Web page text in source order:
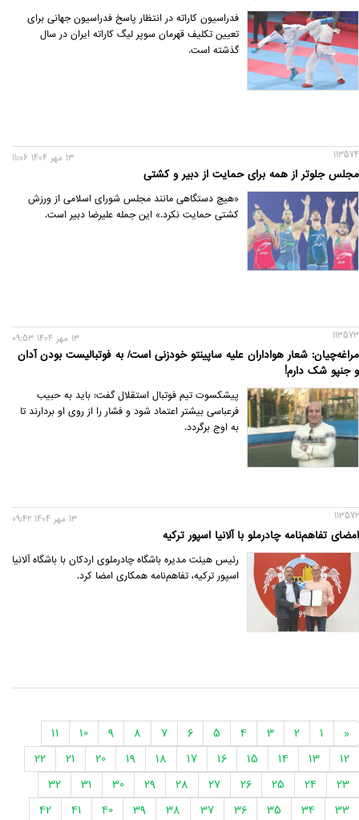
فدراسیون کاراته در انتظار پاسخ فدراسیون جهانی برای
تعیین تکلیف قهرمان سوپر لیگ کاراته ایران در سال
گذشته است.
113574
مجلس جلوتر از همه برای حمایت از دبیر و کشتی
13 مهر 1404 11:06
«هیچ دستگاهی مانند مجلس شورای اسلامی از ورزش
کشتی حمایت نکرد.» این جمله علیرضا دبیر است.
113573
مراغه‌چیان: شعار هواداران علیه ساپینتو خودزنی است/ به فوتبالیست بودن آدان
و جنپو شک دارم!
13 مهر 1404 09:53
پیشکسوت تیم فوتبال استقلال گفت: باید به حبیب
فرعباسی بیشتر اعتماد شود و فشار را از روی او بردارند تا
به اوج برگردد.
113572
امضای تفاهم‌نامه چادرملو با آلانیا اسپور ترکیه
13 مهر 1404 09:42
رئیس هیئت مدیره باشگاه چادرملوی اردکان با باشگاه آلانیا
اسپور ترکیه، تفاهم‌نامه همکاری امضا کرد.
«
1
2
3
4
5
6
7
8
9
10
11
12
13
14
15
16
17
18
19
20
21
22
23
24
25
26
27
28
29
30
31
32
33
34
35
36
37
38
39
40
41
42